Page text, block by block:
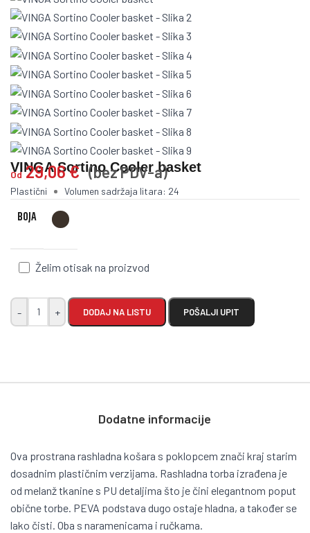
VINGA Sortino Cooler basket
Od 29,06€ (bez PDV-a)
Plastični Volumen sadržaja litara: 24
BOJA
Želim otisak na proizvod
- + DODAJ NA LISTU POŠALJI UPIT
Dodatne informacije
Ova prostrana rashladna košara s poklopcem znači kraj starim
dosadnim plastičnim verzijama. Rashladna torba izrađena je
od melanž tkanine s PU detaljima što je čini elegantnom poput
obične torbe. PEVA podstava dugo ostaje hladna, a također se
lako čisti. Oba s naramenicama i ručkama.